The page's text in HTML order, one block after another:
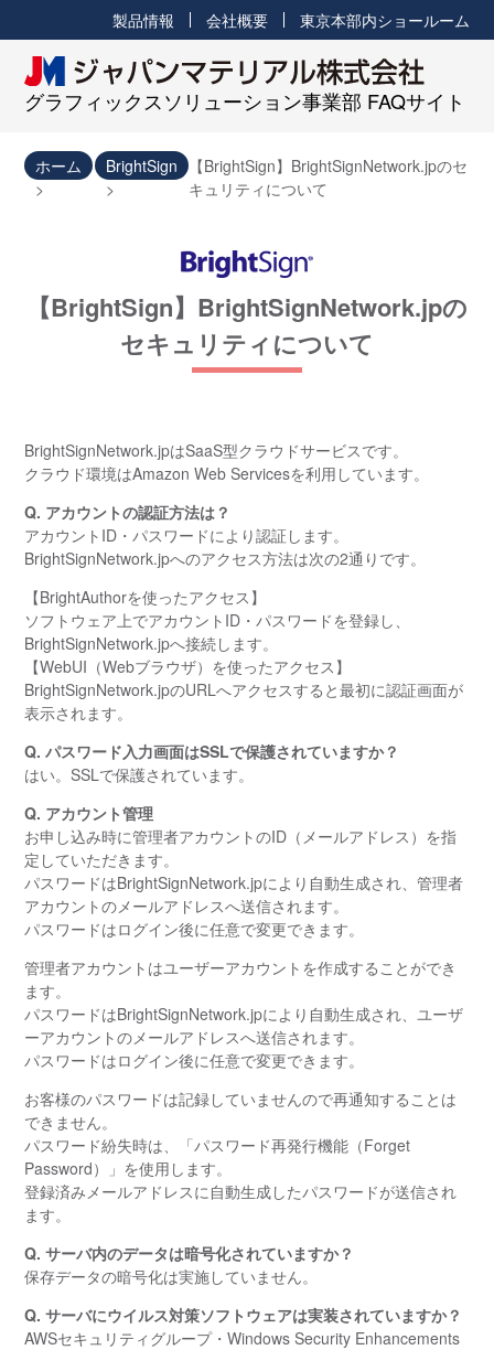
グラフィックスソリューション事業部 FAQサイト
製品情報 会社概要 東京本部内ショールーム
ホーム BrightSign 【BrightSign】BrightSignNetwork.jpのセ
キュリティについて
【BrightSign】BrightSignNetwork.jpの
セキュリティについて
BrightSignNetwork.jpはSaaS型クラウドサービスです。
クラウド環境はAmazon Web Servicesを利用しています。
Q. アカウントの認証方法は？
アカウントID・パスワードにより認証します。
BrightSignNetwork.jpへのアクセス方法は次の2通りです。
【BrightAuthorを使ったアクセス】
ソフトウェア上でアカウントID・パスワードを登録し、
BrightSignNetwork.jpへ接続します。
【WebUI（Webブラウザ）を使ったアクセス】
BrightSignNetwork.jpのURLへアクセスすると最初に認証画面が
表示されます。
Q. パスワード入力画面はSSLで保護されていますか？
はい。SSLで保護されています。
Q. アカウント管理
お申し込み時に管理者アカウントのID（メールアドレス）を指
定していただきます。
パスワードはBrightSignNetwork.jpにより自動生成され、管理者
アカウントのメールアドレスへ送信されます。
パスワードはログイン後に任意で変更できます。
管理者アカウントはユーザーアカウントを作成することができ
ます。
パスワードはBrightSignNetwork.jpにより自動生成され、ユーザ
ーアカウントのメールアドレスへ送信されます。
パスワードはログイン後に任意で変更できます。
お客様のパスワードは記録していませんので再通知することは
できません。
パスワード紛失時は、「パスワード再発行機能（Forget
Password）」を使用します。
登録済みメールアドレスに自動生成したパスワードが送信され
ます。
Q. サーバ内のデータは暗号化されていますか？
保存データの暗号化は実施していません。
Q. サーバにウイルス対策ソフトウェアは実装されていますか？
AWSセキュリティグループ・Windows Security Enhancements